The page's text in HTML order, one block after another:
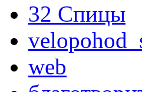
32 Спицы
web